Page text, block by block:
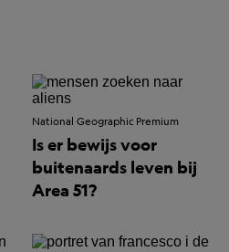
National Geographic Premium
Is er bewijs voor
buitenaards leven bij
Area 51?